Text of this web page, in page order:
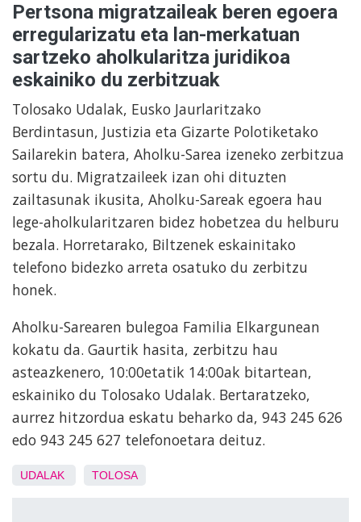
Pertsona migratzaileak beren egoera
erregularizatu eta lan-merkatuan
sartzeko aholkularitza juridikoa
eskainiko du zerbitzuak
Tolosako Udalak, Eusko Jaurlaritzako
Berdintasun, Justizia eta Gizarte Polotiketako
Sailarekin batera, Aholku-Sarea izeneko zerbitzua
sortu du. Migratzaileek izan ohi dituzten
zailtasunak ikusita, Aholku-Sareak egoera hau
lege-aholkularitzaren bidez hobetzea du helburu
bezala. Horretarako, Biltzenek eskainitako
telefono bidezko arreta osatuko du zerbitzu
honek.
Aholku-Sarearen bulegoa Familia Elkargunean
kokatu da. Gaurtik hasita, zerbitzu hau
asteazkenero, 10:00etatik 14:00ak bitartean,
eskainiko du Tolosako Udalak. Bertaratzeko,
aurrez hitzordua eskatu beharko da, 943 245 626
edo 943 245 627 telefonoetara deituz.
UDALAK TOLOSA